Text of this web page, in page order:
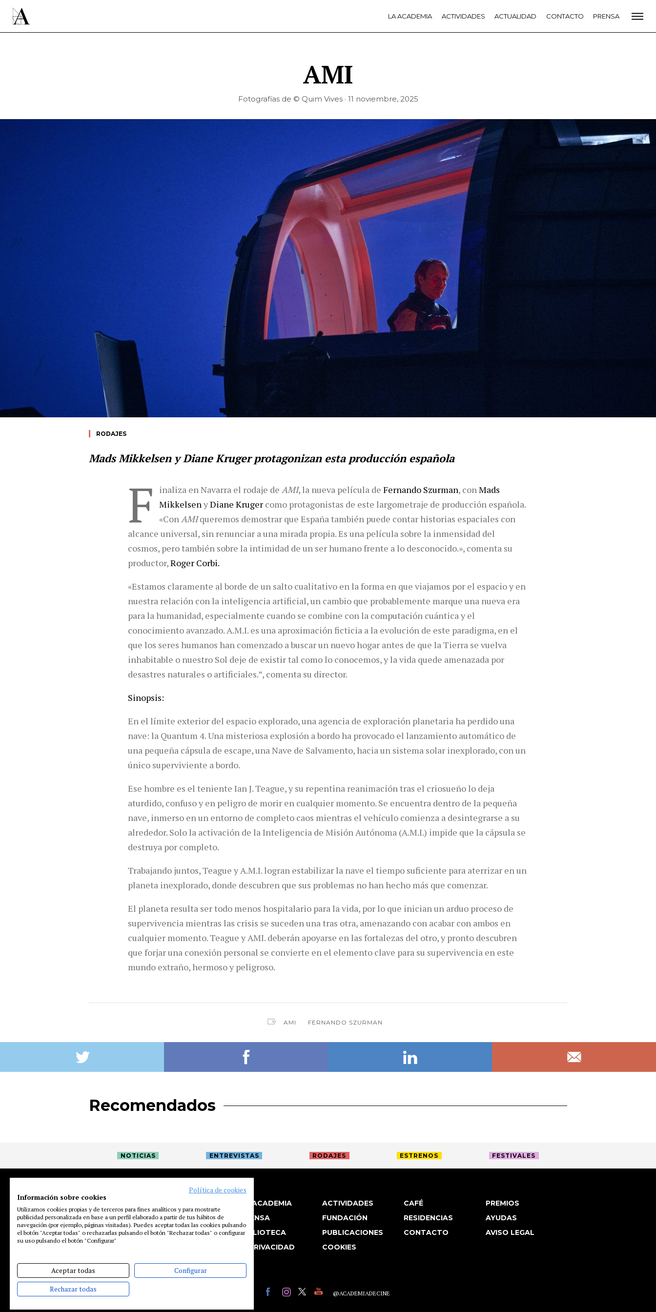
LA ACADEMIA ACTIVIDADES ACTUALIDAD CONTACTO PRENSA
AMI
Fotografías de © Quim Vives · 11 noviembre, 2025
RODAJES
Mads Mikkelsen y Diane Kruger protagonizan esta producción española
F inaliza en Navarra el rodaje de AMI, la nueva película de Fernando Szurman, conMads
MikkelsenyDiane Kruger como protagonistas de este largometraje de producción española.
«ConAMIqueremos demostrar que España también puede contar historias espaciales con
alcance universal, sin renunciar a una mirada propia. Es una película sobre la inmensidad del
cosmos, pero también sobre la intimidad de un ser humano frente a lo desconocido.», comenta su
productor,Roger Corbi.
«Estamos claramente al borde de un salto cualitativo en la forma en que viajamos por el espacio y en
nuestra relación con la inteligencia artificial, un cambio que probablemente marque una nueva era
para la humanidad, especialmente cuando se combine con la computación cuántica y el
conocimiento avanzado. A.M.I. es una aproximación ficticia a la evolución de este paradigma, en el
que los seres humanos han comenzado a buscar un nuevo hogar antes de que la Tierra se vuelva
inhabitable o nuestro Sol deje de existir tal como lo conocemos, y la vida quede amenazada por
desastres naturales o artificiales.”, comenta su director.
Sinopsis:
En el límite exterior del espacio explorado, una agencia de exploración planetaria ha perdido una
nave: la Quantum 4. Una misteriosa explosión a bordo ha provocado el lanzamiento automático de
una pequeña cápsula de escape, una Nave de Salvamento, hacia un sistema solar inexplorado, con un
único superviviente a bordo.
Ese hombre es el teniente Ian J. Teague, y su repentina reanimación tras el criosueño lo deja
aturdido, confuso y en peligro de morir en cualquier momento. Se encuentra dentro de la pequeña
nave, inmerso en un entorno de completo caos mientras el vehículo comienza a desintegrarse a su
alrededor. Solo la activación de la Inteligencia de Misión Autónoma (A.M.I.) impide que la cápsula se
destruya por completo.
Trabajando juntos, Teague y A.M.I. logran estabilizar la nave el tiempo suficiente para aterrizar en un
planeta inexplorado, donde descubren que sus problemas no han hecho más que comenzar.
El planeta resulta ser todo menos hospitalario para la vida, por lo que inician un arduo proceso de
supervivencia mientras las crisis se suceden una tras otra, amenazando con acabar con ambos en
cualquier momento. Teague y AMI. deberán apoyarse en las fortalezas del otro, y pronto descubren
que forjar una conexión personal se convierte en el elemento clave para su supervivencia en este
mundo extraño, hermoso y peligroso.
AMI FERNANDO SZURMAN
Recomendados
NOTICIAS ENTREVISTAS RODAJES ESTRENOS FESTIVALES
LA ACADEMIA ACTIVIDADES CAFÉ
PREMIOS
PRENSA
FUNDACIÓN RESIDENCIAS
AYUDAS
BIBLIOTECA
PUBLICACIONES CONTACTO
AVISO LEGAL
P. PRIVACIDAD
COOKIES
@ACADEMIADECINE
LA ACADEMIA PREMIOS GOYA FUNDACIÓN
CONTACTO
Política de cookies
Información sobre cookies
Utilizamos cookies propias y de terceros para fines analíticos y para mostrarte
publicidad personalizada en base a un perfil elaborado a partir de tus hábitos de
navegación (por ejemplo, páginas visitadas). Puedes aceptar todas las cookies pulsando
el botón "Aceptar todas" o rechazarlas pulsando el botón "Rechazar todas" o configurar
su uso pulsando el botón "Configurar"
Aceptar todas Configurar
Rechazar todas